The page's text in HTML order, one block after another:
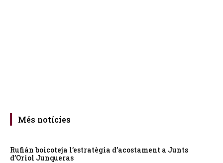
Més notícies
Rufián boicoteja l’estratègia d’acostament a Junts
d’Oriol Junqueras